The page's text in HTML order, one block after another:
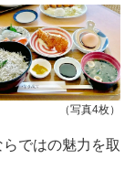
（写真4枚）
ではの魅力を取